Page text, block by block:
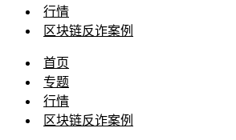
行情
区块链反诈案例
首页
专题
行情
区块链反诈案例